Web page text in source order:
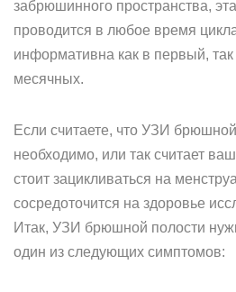
забрюшинного пространства,
проводится в любое время
информативна как в первый,
месячных.
Если считаете, что УЗИ
необходимо, или так считает
стоит зацикливаться на
сосредоточится на здоровье
Итак, УЗИ брюшной полости
один из следующих симптомов: